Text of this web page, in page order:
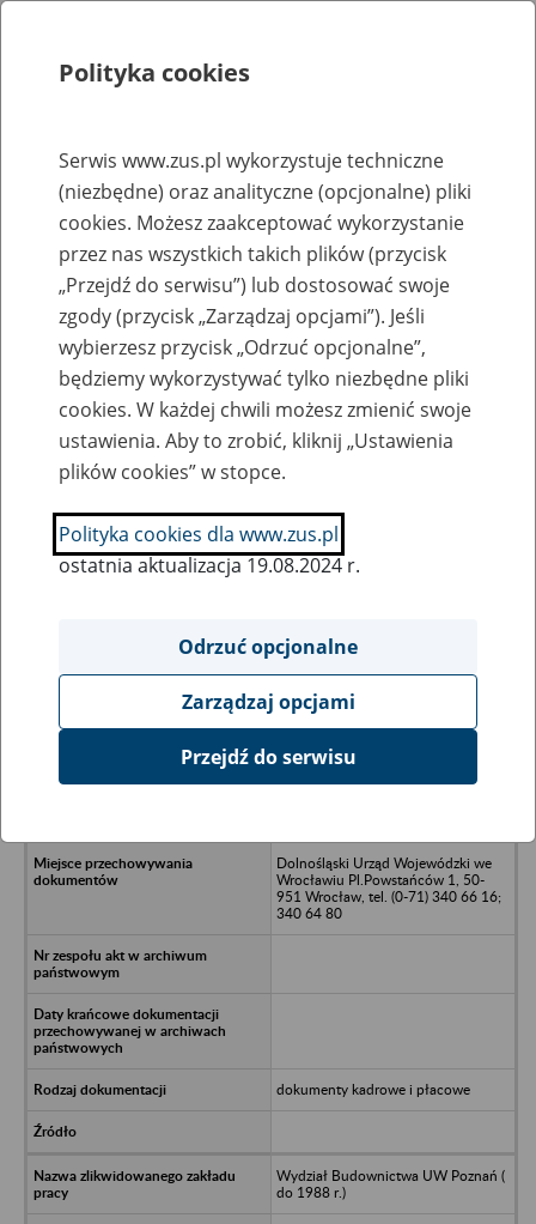
Rejestry, ewidencje i archiwa
Baza zlikwidowanych lub
przekształconych zakładów pracy
Nazwa zakładu pracy:
SZUKAJ
Ukryj wszystkie pozycje bazy
Wrocławskie Zjednoczenie
Dolnośląski Urząd Wojewódzki we
Wrocławiu Pl.Powstańców 1, 50-
951 Wrocław, tel. (0-71) 340 66 16;
340 64 80
dokumenty kadrowe i płacowe
Wydział Budownictwa UW Poznań (
do 1988 r.)
Polityka cookies
Serwis www.zus.pl wykorzystuje techniczne
(niezbędne) oraz analityczne (opcjonalne) pliki
cookies. Możesz zaakceptować wykorzystanie
przez nas wszystkich takich plików (przycisk
„Przejdź do serwisu”) lub dostosować swoje
zgody (przycisk „Zarządzaj opcjami”). Jeśli
wybierzesz przycisk „Odrzuć opcjonalne”,
będziemy wykorzystywać tylko niezbędne pliki
cookies. W każdej chwili możesz zmienić swoje
ustawienia. Aby to zrobić, kliknij „Ustawienia
plików cookies” w stopce.
Polityka cookies dla www.zus.pl
ostatnia aktualizacja 19.08.2024 r.
Odrzuć opcjonalne
Zarządzaj opcjami
Przejdź do serwisu